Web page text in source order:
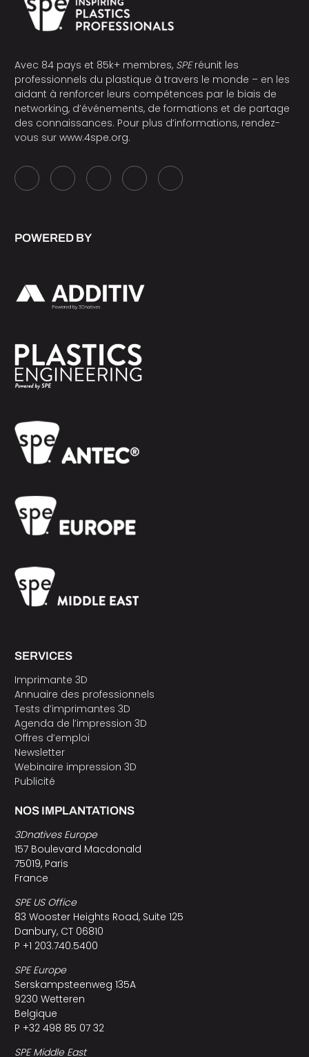
Avec 84 pays et 85k+ membres, SPEréunit les
professionnels du plastique à travers le monde – en les
aidant à renforcer leurs compétences par le biais de
networking, d’événements, de formations et de partage
des connaissances. Pour plus d’informations, rendez-
vous sur www.4spe.org.
POWERED BY
SERVICES
Imprimante 3D
Annuaire des professionnels
Tests d’imprimantes 3D
Agenda de l’impression 3D
Offres d’emploi
Newsletter
Webinaire impression 3D
Publicité
NOS IMPLANTATIONS
3Dnatives Europe
157 Boulevard Macdonald
75019, Paris
France
SPE US Office
83 Wooster Heights Road, Suite 125
Danbury, CT 06810
P +1 203.740.5400
SPE Europe
Serskampsteenweg 135A
9230 Wetteren
Belgique
P +32 498 85 07 32
SPE Middle East